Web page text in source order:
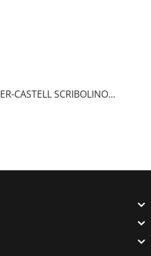
CASTELL SCRIBOLINO...